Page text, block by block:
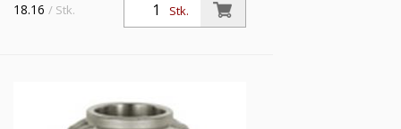
Stk.
18.16 / Stk.